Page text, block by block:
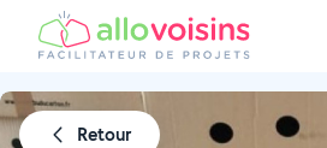
Retour